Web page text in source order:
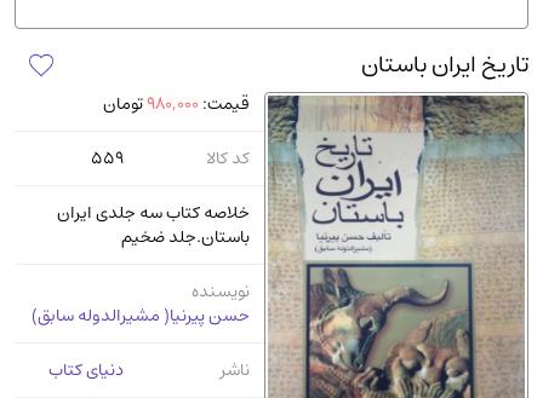
پزشکی(140)
کامپیوتر و نرم افزار(13)
ورزشی و تربیت بدنی(34)
آشپزی و خوراکی
سرگرمی و بازی (7)
سیاسی(116)
رمان و داستان خارجی(489)
حقوقی و قانون(47)
کتاب های مصور رنگی و گلاسه (23)
عرفانی و سلوک(45)
تاریخ ایران باستان
قیمت: 980,000تومان
کد کالا
559
خلاصه کتاب سه جلدی ایران
باستان.جلد ضخیم
نویسنده
حسن پیرنیا( مشیرالدوله سابق)
ناشر
دنیای کتاب